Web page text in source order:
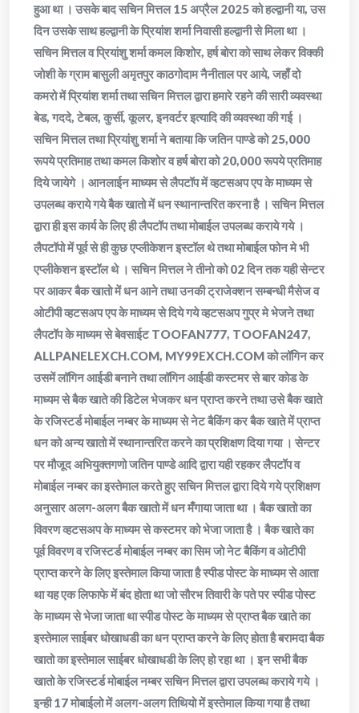
हुआ था । उसके बाद सचिन मित्तल 15 अप्रैल 2025 को हल्द्वानी या, उस
दिन उसके साथ हल्द्वानी के प्रियांश शर्मा निवासी हल्द्वानी से मिला था ।
सचिन मित्तल व प्रियांशु शर्मा कमल किशोर, हर्ष बोरा को साथ लेकर विक्की
जोशी के ग्राम बासुली अमृतपुर काठगोदाम नैनीताल पर आये, जहाँ दो
कमरो में प्रियांश शर्मा तथा सचिन मित्तल द्वारा हमारे रहने की सारी व्यवस्था
बेड, गददे, टेबल, कुर्सी, कूलर, इनवर्टर इत्यादि की व्यवस्था की गई ।
सचिन मित्तल तथा प्रियांशु शर्मा ने बताया कि जतिन पाण्डे को 25,000
रूपये प्रतिमाह तथा कमल किशोर व हर्ष बोरा को 20,000 रूपये प्रतिमाह
दिये जायेगे । आनलाईन माध्यम से लैपटॉप में व्हटसअप एप के माध्यम से
उपलब्ध कराये गये बैक खातो में धन स्थानान्तरित करना है । सचिन मित्तल
द्वारा ही इस कार्य के लिए ही लैपटॉप तथा मोबाईल उपलब्ध कराये गये ।
लैपटॉपो में पूर्व से ही कुछ एप्लीकेशन इस्टॉल थे तथा मोबाईल फोन मे भी
एप्लीकेशन इस्टॉल थे । सचिन मित्तल ने तीनो को 02 दिन तक यही सेन्टर
पर आकर बैक खातो में धन आने तथा उनकी ट्राजेक्शन सम्बन्धी मैसेज व
ओटीपी व्हटसअप एप के माध्यम से दिये गये व्हटसअप गुप्र मे भेजने तथा
लैपटॉप के माध्यम से बेवसाईट TOOFAN777, TOOFAN247,
ALLPANELEXCH.COM, MY99EXCH.COM को लॉगिन कर
उसमें लॉगिन आईडी बनाने तथा लॉगिन आईडी कस्टमर से बार कोड के
माध्यम से बैक खाते की डिटेल भेजकर धन प्राप्त करने तथा उसे बैक खाते
के रजिस्टर्ड मोबाईल नम्बर के माध्यम से नेट बैकिंग कर बैक खाते में प्राप्त
धन को अन्य खातो में स्थानान्तरित करने का प्रशिक्षण दिया गया । सेन्टर
पर मौजूद अभियुक्तगणो जतिन पाण्डे आदि द्वारा यही रहकर लैपटॉप व
मोबाईल नम्बर का इस्तेमाल करते हुए सचिन मित्तल द्वारा दिये गये प्रशिक्षण
अनुसार अलग-अलग बैक खातो में धन मँगाया जाता था । बैक खातो का
विवरण व्हटसअप के माध्यम से कस्टमर को भेजा जाता है । बैक खाते का
पूर्व विवरण व रजिस्टर्ड मोबाईल नम्बर का सिम जो नेट बैकिंग व ओटीपी
प्राप्त करने के लिए इस्तेमाल किया जाता है स्पीड पोस्ट के माध्यम से आता
था यह एक लिफाफे में बंद होता था जो सौरभ तिवारी के पते पर स्पीड पोस्ट
के माध्यम से भेजा जाता था स्पीड पोस्ट के माध्यम से प्राप्त बैक खाते का
इस्तेमाल साईबर धोखाधडी का धन प्राप्त करने के लिए होता है बरामदा बैक
खातो का इस्तेमाल साईबर धोखाधडी के लिए हो रहा था । इन सभी बैक
खातो के रजिस्टर्ड मोबाईल नम्बर सचिन मित्तल द्वारा उपलब्ध कराये गये ।
इन्ही 17 मोबाईलो में अलग-अलग तिथियो में इस्तेमाल किया गया है तथा